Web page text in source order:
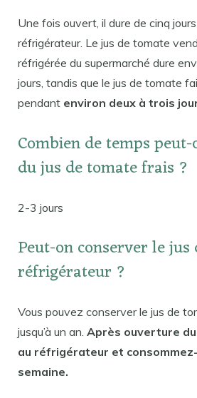
Une fois ouvert, il dure de cinq
réfrigérateur. Le jus de tomate
réfrigérée du supermarché dure
jours, tandis que le jus de tomate
pendant environ deux à trois
Combien de temps
du jus de tomate frais ?
2-3 jours
Peut-on conserver le
réfrigérateur ?
Vous pouvez conserver le jus de
jusqu’à un an. Après ouverture
au réfrigérateur et
semaine.